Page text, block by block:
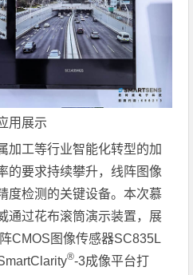
用展示
加工等行业智能化转型的加
的要求持续攀升，线阵图像
度检测的关键设备。本次慕
通过花布滚筒演示装置，展
CMOS图像传感器SC835L
®-3成像平台打